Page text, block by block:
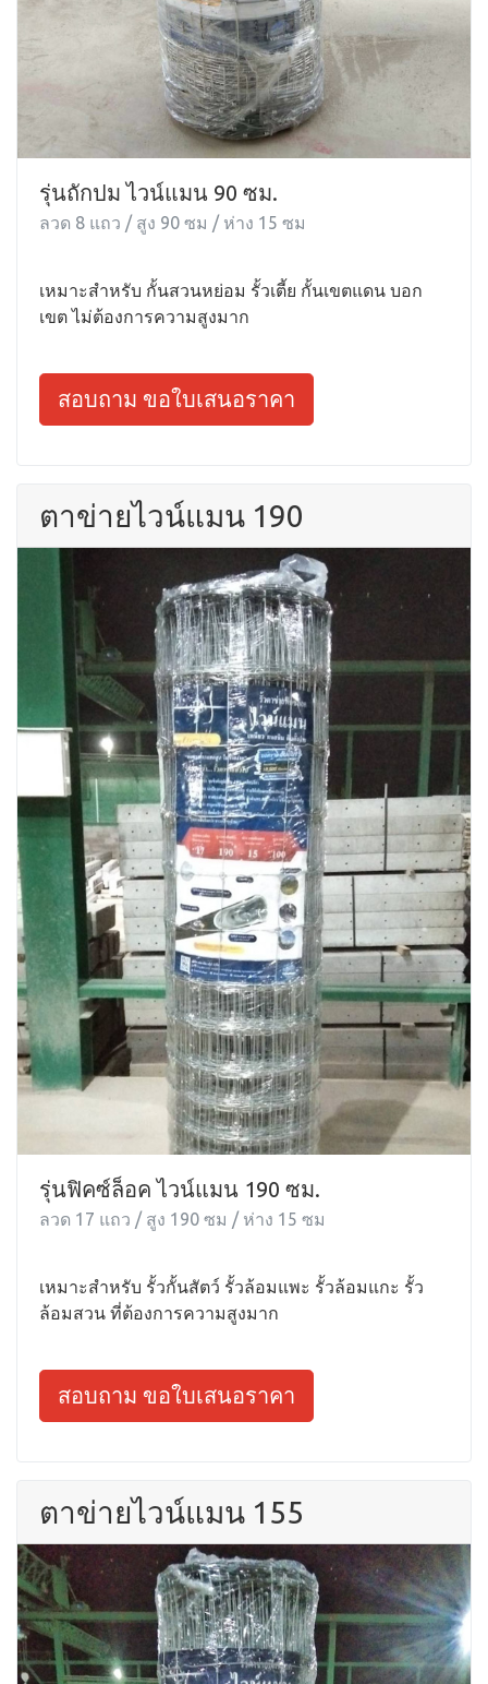
รุ่นถักปม ไวน์แมน 90 ซม.
ลวด 8 แถว / สูง 90 ซม / ห่าง 15 ซม
เหมาะสำหรับ กั้นสวนหย่อม รั้วเตี้ย กั้นเขตแดน บอก
เขต ไม่ต้องการความสูงมาก
สอบถาม ขอใบเสนอราคา
ตาข่ายไวน์แมน 190
รุ่นฟิคซ์ล็อค ไวน์แมน 190 ซม.
ลวด 17 แถว / สูง 190 ซม / ห่าง 15 ซม
เหมาะสำหรับ รั้วกั้นสัตว์ รั้วล้อมแพะ รั้วล้อมแกะ รั้ว
ล้อมสวน ที่ต้องการความสูงมาก
สอบถาม ขอใบเสนอราคา
ตาข่ายไวน์แมน 155